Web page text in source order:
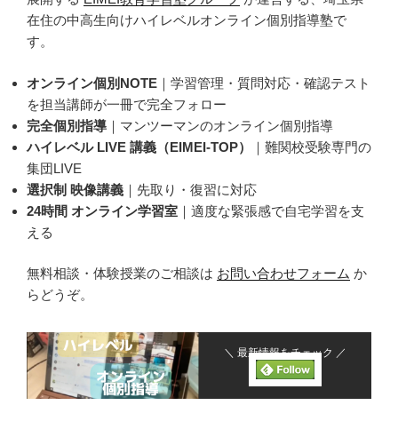
在住の中高生向けハイレベルオンライン個別指導塾で
す。
オンライン個別NOTE ｜学習管理・質問対応・確認テスト
を担当講師が一冊で完全フォロー
完全個別指導 ｜マンツーマンのオンライン個別指導
ハイレベル LIVE 講義（EIMEI-TOP）
｜難関校受験専門の
集団LIVE
選択制 映像講義 ｜先取り・復習に対応
24時間 オンライン学習室 ｜適度な緊張感で自宅学習を支
える
無料相談・体験授業のご相談は お問い合わせフォーム か
らどうぞ。
＼ 最新情報をチェック ／